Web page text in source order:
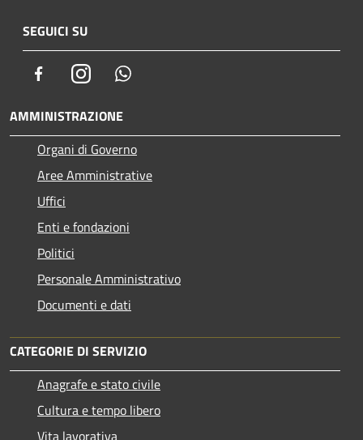
SEGUICI SU
FacebookInstagram
AMMINISTRAZIONE
Organi di Governo
Aree Amministrative
Uffici
Enti e fondazioni
Politici
Personale Amministrativo
Documenti e dati
CATEGORIE DI SERVIZIO
Anagrafe e stato civile
Cultura e tempo libero
Vita lavorativa